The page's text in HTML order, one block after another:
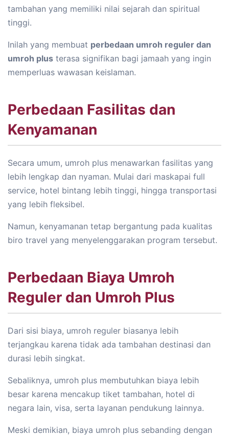
tambahan yang memiliki nilai sejarah dan spiritual
tinggi.
Inilah yang membuat perbedaan umroh reguler dan
umroh plus terasa signifikan bagi jamaah yang ingin
memperluas wawasan keislaman.
Perbedaan Fasilitas dan
Kenyamanan
Secara umum, umroh plus menawarkan fasilitas yang
lebih lengkap dan nyaman. Mulai dari maskapai full
service, hotel bintang lebih tinggi, hingga transportasi
yang lebih fleksibel.
Namun, kenyamanan tetap bergantung pada kualitas
biro travel yang menyelenggarakan program tersebut.
Perbedaan Biaya Umroh
Reguler dan Umroh Plus
Dari sisi biaya, umroh reguler biasanya lebih
terjangkau karena tidak ada tambahan destinasi dan
durasi lebih singkat.
Sebaliknya, umroh plus membutuhkan biaya lebih
besar karena mencakup tiket tambahan, hotel di
negara lain, visa, serta layanan pendukung lainnya.
Meski demikian, biaya umroh plus sebanding dengan